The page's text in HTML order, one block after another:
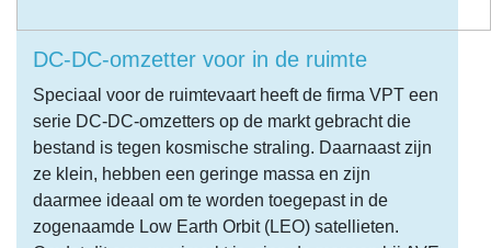
DC-DC-omzetter voor in de ruimte
Speciaal voor de ruimtevaart heeft de firma VPT een
serie DC-DC-omzetters op de markt gebracht die
bestand is tegen kosmische straling. Daarnaast zijn
ze klein, hebben een geringe massa en zijn
daarmee ideaal om te worden toegepast in de
zogenaamde Low Earth Orbit (LEO) satellieten.